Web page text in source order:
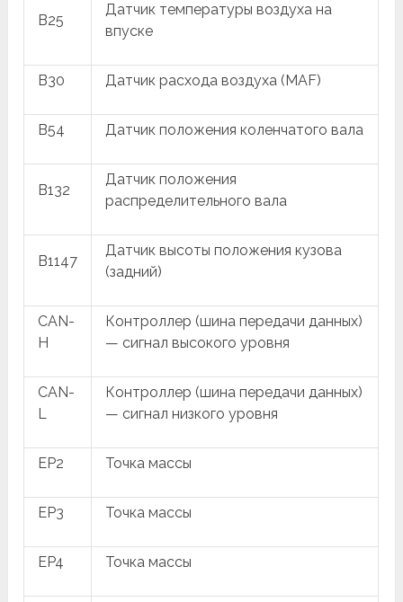
B25
Датчик температуры воздуха на
впуске
B30 Датчик расхода воздуха (MAF)
B54 Датчик положения коленчатого вала
B132
Датчик положения
распределительного вала
B1147
Датчик высоты положения кузова
(задний)
CAN-
H
Контроллер (шина передачи данных)
— сигнал высокого уровня
CAN-
L
Контроллер (шина передачи данных)
— сигнал низкого уровня
EP2 Точка массы
EP3 Точка массы
EP4 Точка массы